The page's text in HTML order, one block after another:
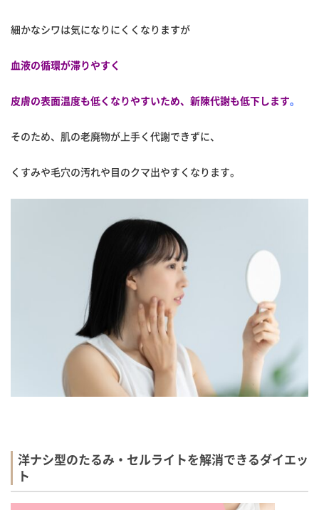
細かなシワは気になりにくくなりますが
血液の循環が滞りやすく
皮膚の表面温度も低くなりやすいため、新陳代謝も低下します。
そのため、肌の老廃物が上手く代謝できずに、
くすみや毛穴の汚れや目のクマ出やすくなります。
洋ナシ型のたるみ・セルライトを解消できるダイエッ
ト